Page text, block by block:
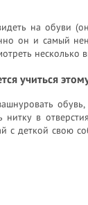
на обуви
он и самый
несколько
учиться
нитку в
с деткой свою